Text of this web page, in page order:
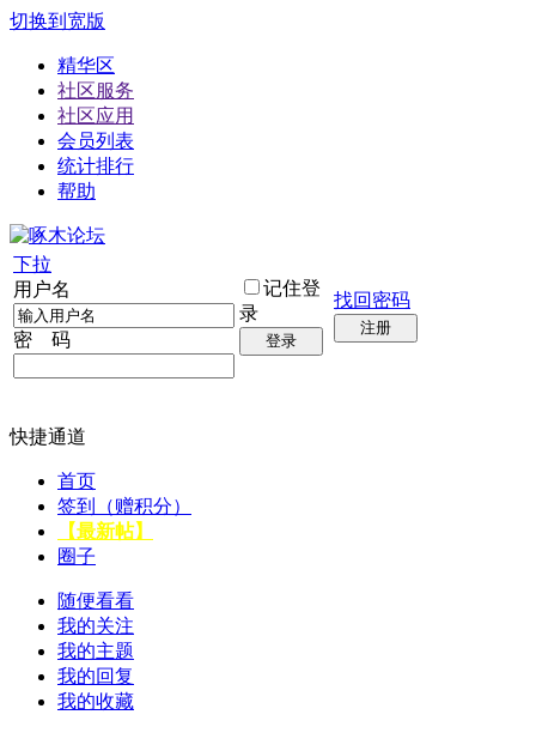
切换到宽版
精华区
社区服务
社区应用
会员列表
统计排行
帮助
下拉
用户名
密 码
记住登
录
登录
找回密码
注册
快捷通道
首页
签到（赠积分）
【最新帖】
圈子
随便看看
我的关注
我的主题
我的回复
我的收藏